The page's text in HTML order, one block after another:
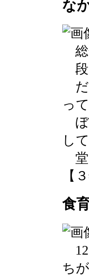
な
総
段
だ
っ
ぼ
し
堂
【
食
12
ち